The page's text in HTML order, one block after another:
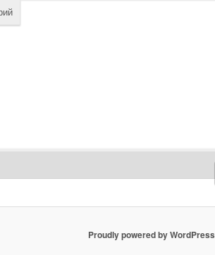
Proudly powered by WordPress